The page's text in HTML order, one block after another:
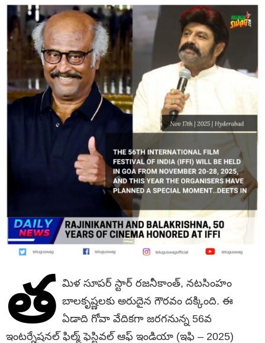
త మిళ సూపర్ స్టార్ రజనీకాంత్‌, నటసింహం
బాలకృష్ణలకు అరుదైన గౌరవం దక్కింది. ఈ
ఏడాది గోవా వేదికగా జరగనున్న 56వ
ఇంటర్నేషనల్‌ ఫిల్మ్‌ ఫెస్టివల్‌ ఆఫ్‌ ఇండియా (ఇఫి – 2025)